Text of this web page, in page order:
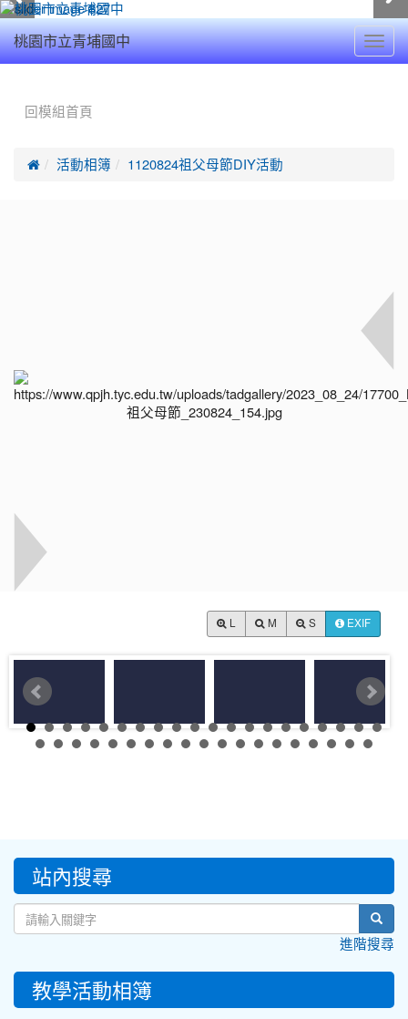
桃園市立青埔國中
回模組首頁
 活動相簿 1120824祖父母節DIY活動
M S EXIF
::: 站內搜尋
進階搜尋
教學活動相簿